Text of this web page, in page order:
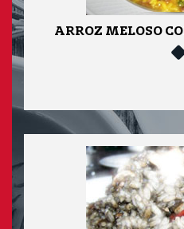
ARROZ MELOSO